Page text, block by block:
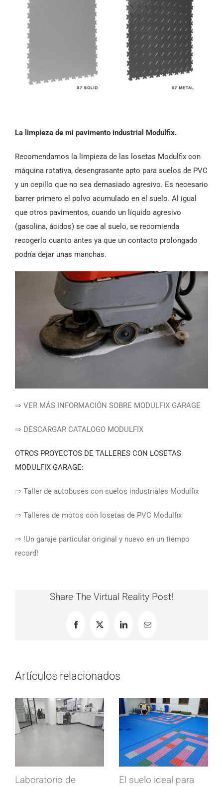
La limpieza de mi pavimento industrial Modulfix.
Recomendamos la limpieza de las losetas Modulfix con
máquina rotativa, desengrasante apto para suelos de PVC
y un cepillo que no sea demasiado agresivo. Es necesario
barrer primero el polvo acumulado en el suelo. Al igual
que otros pavimentos, cuando un líquido agresivo
(gasolina, ácidos) se cae al suelo, se recomienda
recogerlo cuanto antes ya que un contacto prolongado
podría dejar unas manchas.
⇒ VER MÁS INFORMACIÓN SOBRE MODULFIX GARAGE
⇒ DESCARGAR CATALOGO MODULFIX
OTROS PROYECTOS DE TALLERES CON LOSETAS
MODULFIX GARAGE:
⇒ Taller de autobuses con suelos industriales Modulfix
⇒ Talleres de motos con losetas de PVC Modulfix
⇒ !Un garaje particular original y nuevo en un tiempo
record!
Share The Virtual Reality Post!
Facebook
X LinkedInCorreo
Artículos relacionados
Losetas de caucho
Suelos conductivos